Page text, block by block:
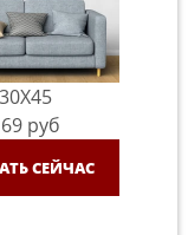
30X45
руб
СЕЙЧАС